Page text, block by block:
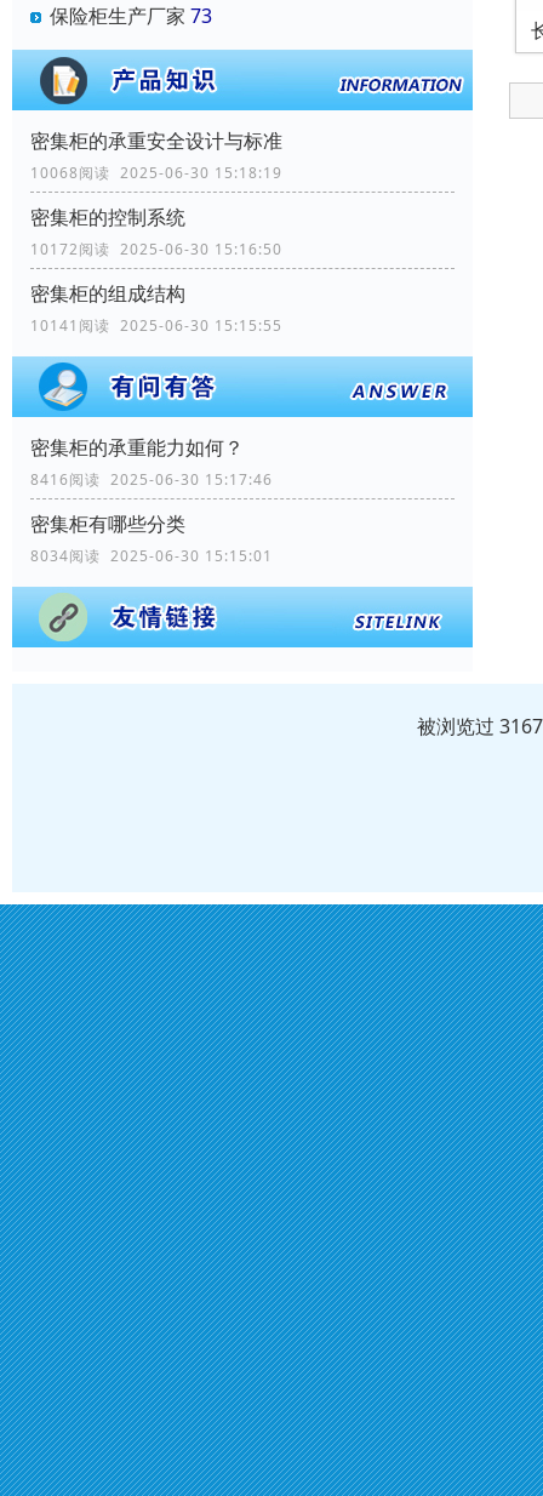
保险柜生产厂家 73
密集柜的承重安全设计与标准
10068阅读 2025-06-30 15:18:19
密集柜的控制系统
10172阅读 2025-06-30 15:16:50
密集柜的组成结构
10141阅读 2025-06-30 15:15:55
密集柜的承重能力如何？
8416阅读 2025-06-30 15:17:46
密集柜有哪些分类
8034阅读 2025-06-30 15:15:01
被浏览过